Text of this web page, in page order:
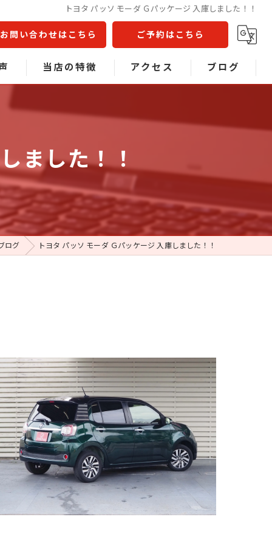
トヨタ パッソ モーダ Ｇパッケージ 入庫しました！！
お問い合わせはこちら ご予約はこちら
当店の特徴
不動車
中古車販売
板金塗装
アクセス ブログ
ました！！
ログ トヨタ パッソ モーダ Ｇパッケージ 入庫しました！！